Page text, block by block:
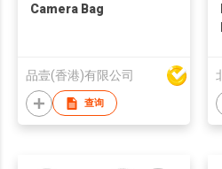
Camera Bag
品壹(香港)有限公司
查询